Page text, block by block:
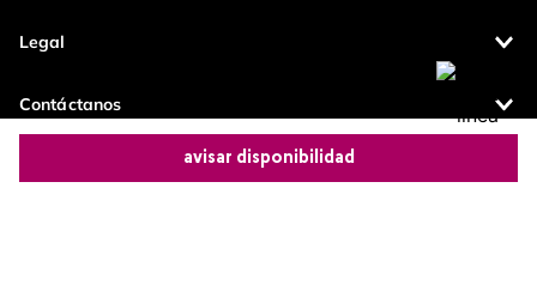
avisar disponibilidad
Legal
Contáctanos
Pagos 100%
Entregas a todo